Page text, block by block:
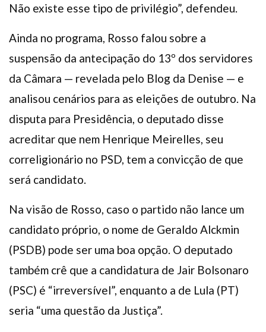
Não existe esse tipo de privilégio”, defendeu.
Ainda no programa, Rosso falou sobre a
suspensão da antecipação do 13º dos servidores
da Câmara — revelada pelo Blog da Denise — e
analisou cenários para as eleições de outubro. Na
disputa para Presidência, o deputado disse
acreditar que nem Henrique Meirelles, seu
correligionário no PSD, tem a convicção de que
será candidato.
Na visão de Rosso, caso o partido não lance um
candidato próprio, o nome de Geraldo Alckmin
(PSDB) pode ser uma boa opção. O deputado
também crê que a candidatura de Jair Bolsonaro
(PSC) é “irreversível”, enquanto a de Lula (PT)
seria “uma questão da Justiça”.